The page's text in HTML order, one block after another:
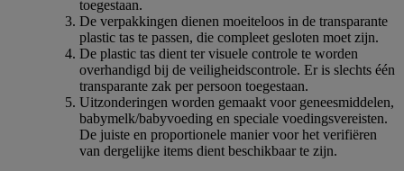
toegestaan.
De verpakkingen dienen moeiteloos in de transparante
plastic tas te passen, die compleet gesloten moet zijn.
De plastic tas dient ter visuele controle te worden
overhandigd bij de veiligheidscontrole. Er is slechts één
transparante zak per persoon toegestaan.
Uitzonderingen worden gemaakt voor geneesmiddelen,
babymelk/babyvoeding en speciale voedingsvereisten.
De juiste en proportionele manier voor het verifiëren
van dergelijke items dient beschikbaar te zijn.